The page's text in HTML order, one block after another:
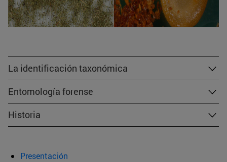
La identificación taxonómica
Entomología forense
Historia
Presentación